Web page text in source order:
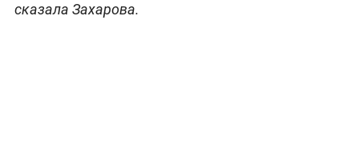
сказала Захарова.